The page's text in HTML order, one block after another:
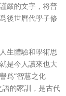
嚴的文字，将普
後世曆代學子修
生體驗和學術思
是今人讀來也大
爲“智慧之化
的家訓，是古代